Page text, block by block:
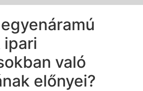
ipari
való
előnyei?